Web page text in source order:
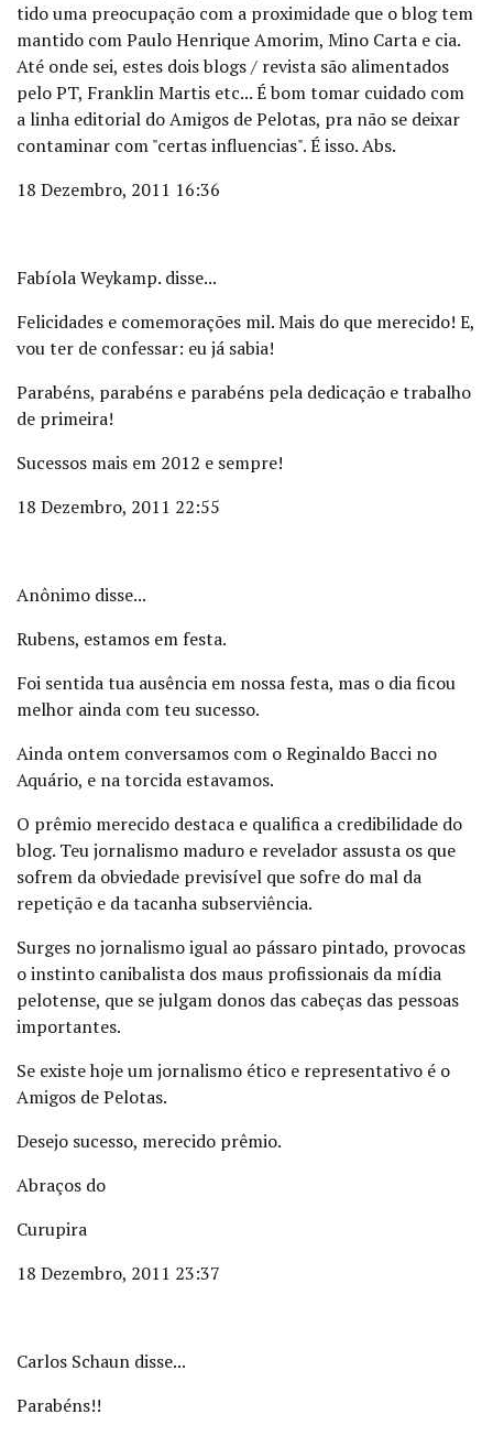
tido uma preocupação com a proximidade que o blog tem
mantido com Paulo Henrique Amorim, Mino Carta e cia.
Até onde sei, estes dois blogs / revista são alimentados
pelo PT, Franklin Martis etc... É bom tomar cuidado com
a linha editorial do Amigos de Pelotas, pra não se deixar
contaminar com "certas influencias". É isso. Abs.
18 Dezembro, 2011 16:36
Fabíola Weykamp. disse...
Felicidades e comemorações mil. Mais do que merecido! E,
vou ter de confessar: eu já sabia!
Parabéns, parabéns e parabéns pela dedicação e trabalho
de primeira!
Sucessos mais em 2012 e sempre!
18 Dezembro, 2011 22:55
Anônimo disse...
Rubens, estamos em festa.
Foi sentida tua ausência em nossa festa, mas o dia ficou
melhor ainda com teu sucesso.
Ainda ontem conversamos com o Reginaldo Bacci no
Aquário, e na torcida estavamos.
O prêmio merecido destaca e qualifica a credibilidade do
blog. Teu jornalismo maduro e revelador assusta os que
sofrem da obviedade previsível que sofre do mal da
repetição e da tacanha subserviência.
Surges no jornalismo igual ao pássaro pintado, provocas
o instinto canibalista dos maus profissionais da mídia
pelotense, que se julgam donos das cabeças das pessoas
importantes.
Se existe hoje um jornalismo ético e representativo é o
Amigos de Pelotas.
Desejo sucesso, merecido prêmio.
Abraços do
Curupira
18 Dezembro, 2011 23:37
Carlos Schaun disse...
Parabéns!!